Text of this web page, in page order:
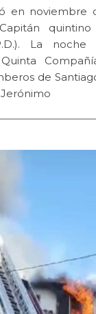
en noviembre
La
de